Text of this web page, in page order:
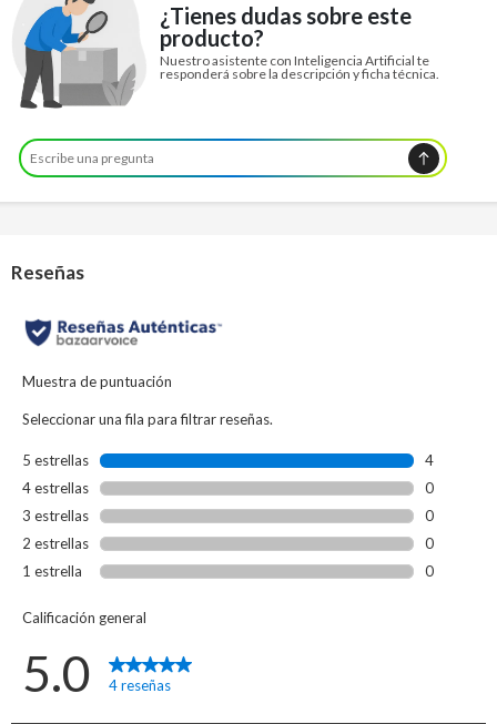
¿Tienes dudas sobre este
producto?
Nuestro asistente con Inteligencia Artificial te
responderá sobre la descripción y ficha técnica.